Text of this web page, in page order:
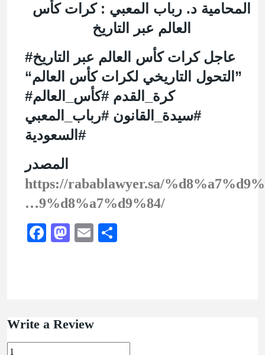
المحامية د. رباب المعبي : كرات كأس
العالم عبر التاريخ
#عاجل كرات كأس العالم عبر التاريخ
“التحول التاريخي لكرات كأس العالم”
#كرة_القدم #كأس_العالم
#سيدة_القانون #رباب_المعبي
#السعودية
المصدر
https://rabablawyer.sa/
…9%d8%a7%d9%84/
Facebook
Mastodon
Email
Write a Review